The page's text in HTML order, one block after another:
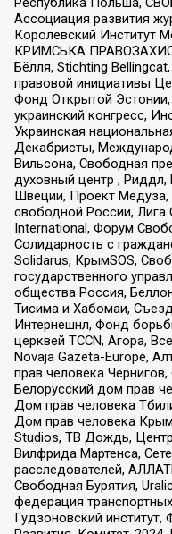
Ассоциация развития
Королевский Институт
КРИМСЬКА
Бёлля, Stichting
правовой инициативы
Фонд Открытой Эстонии,
украинский конгресс,
Украинская
Декабристы,
Вильсона, Свободная
духовный центр , Риддл,
Швеции, Проект
свободной России,
International, Форум
Солидарность с
Solidarus, КрымSOS,
государственного
общества Россия,
Тисима и Хабомаи,
Интернешнл, Фонд
церквей TCCN, Агора,
Novaja Gazeta-Europe,
прав человека
Белорусский дом прав
Дом прав человека
Дом прав человека
Studios, ТВ Дождь,
Вилфрида Мартенса,
расследователей,
Свободная Бурятия,
федерация
Гудзоновский